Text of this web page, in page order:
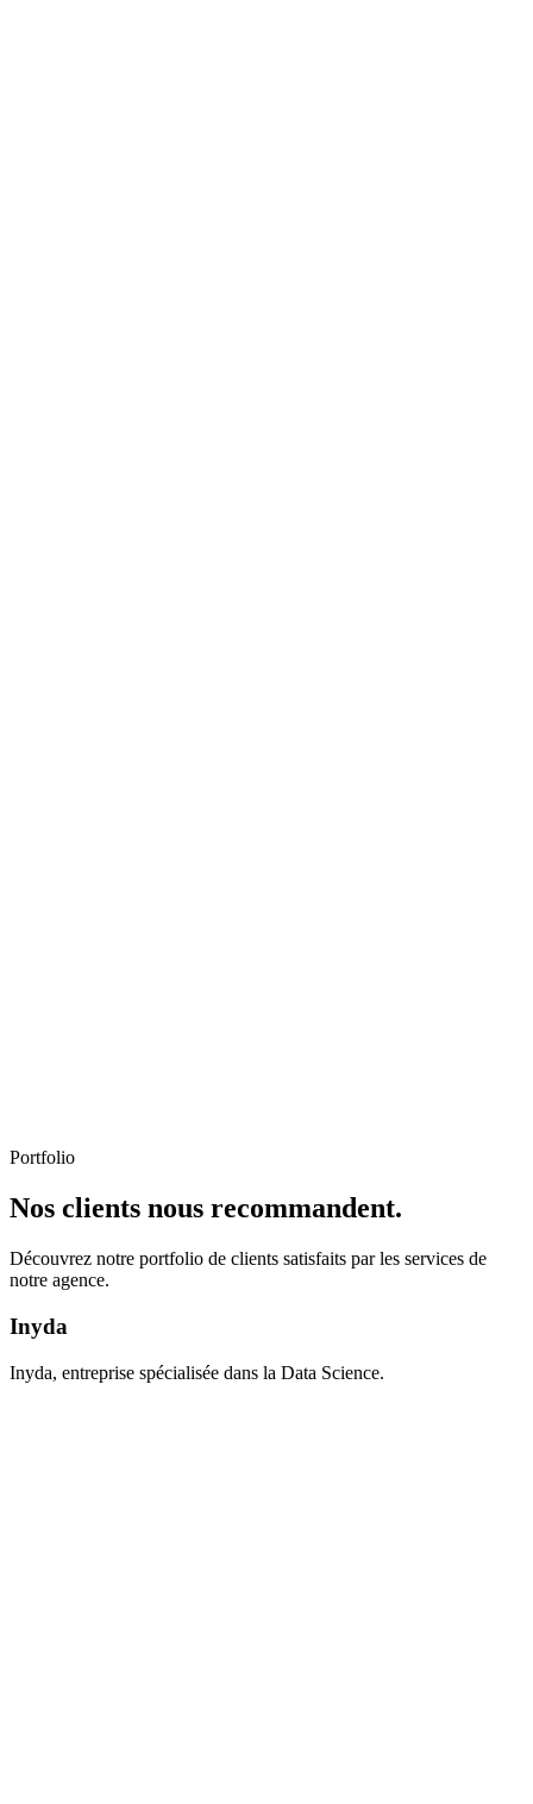
Portfolio
Nos clients nous recommandent.
Découvrez notre portfolio de clients satisfaits par les services de
notre agence.
Inyda
Inyda, entreprise spécialisée dans la Data Science.